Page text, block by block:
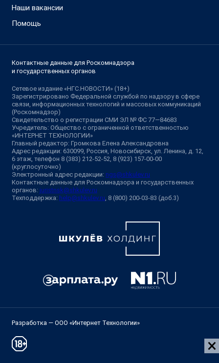
Наши вакансии
Помощь
Контактные данные для Роскомнадзора
и государственных органов
Сетевое издание «НГС.НОВОСТИ» (18+)
Зарегистрировано Федеральной службой по надзору в сфере
связи, информационных технологий и массовых коммуникаций
(Роскомнадзор)
Свидетельство о регистрации СМИ ЭЛ № ФС 77—84683
Учредитель: Общество с ограниченной ответственностью
«ИНТЕРНЕТ ТЕХНОЛОГИИ»
Главный редактор: Громкова Елена Александровна
Адрес редакции: 630099, Россия, Новосибирск, ул. Ленина, д. 12,
6 этаж, телефон 8 (383) 212-52-52, 8 (923) 157-00-00
(круглосуточно)
Электронный адрес редакции: ngs@shkulev.ru
Контактные данные для Роскомнадзора и государственных
органов: juristnsk@shkulev.ru
Техподдержка: help@shkulev.ru , 8 (800) 200-03-83 (доб.3)
Разработка — ООО «Интернет Технологии»